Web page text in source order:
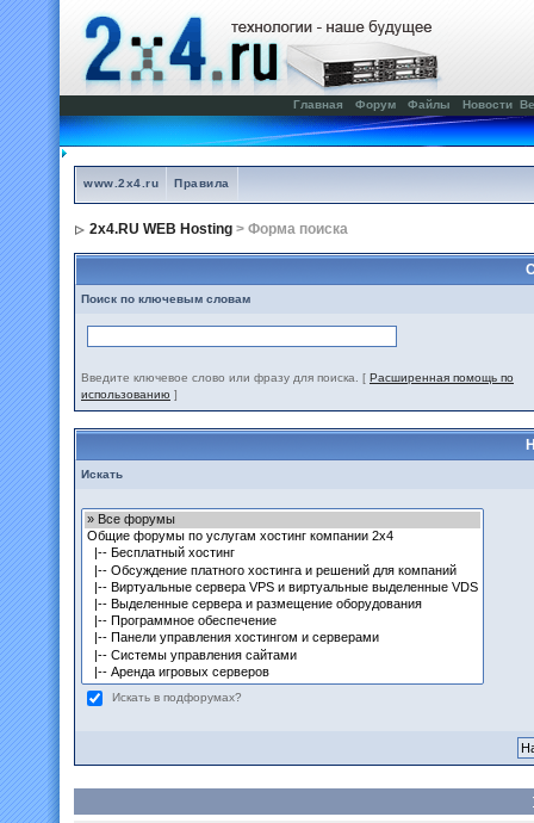
Главная Форум Файлы Новости
www.2x4.ru Правила
2x4.RU WEB Hosting > Форма поиска
Поиск по ключевым словам
Введите ключевое слово или фразу для поиска. [ Расширенная помощь по
использованию ]
Искать
Искать в подфорумах?